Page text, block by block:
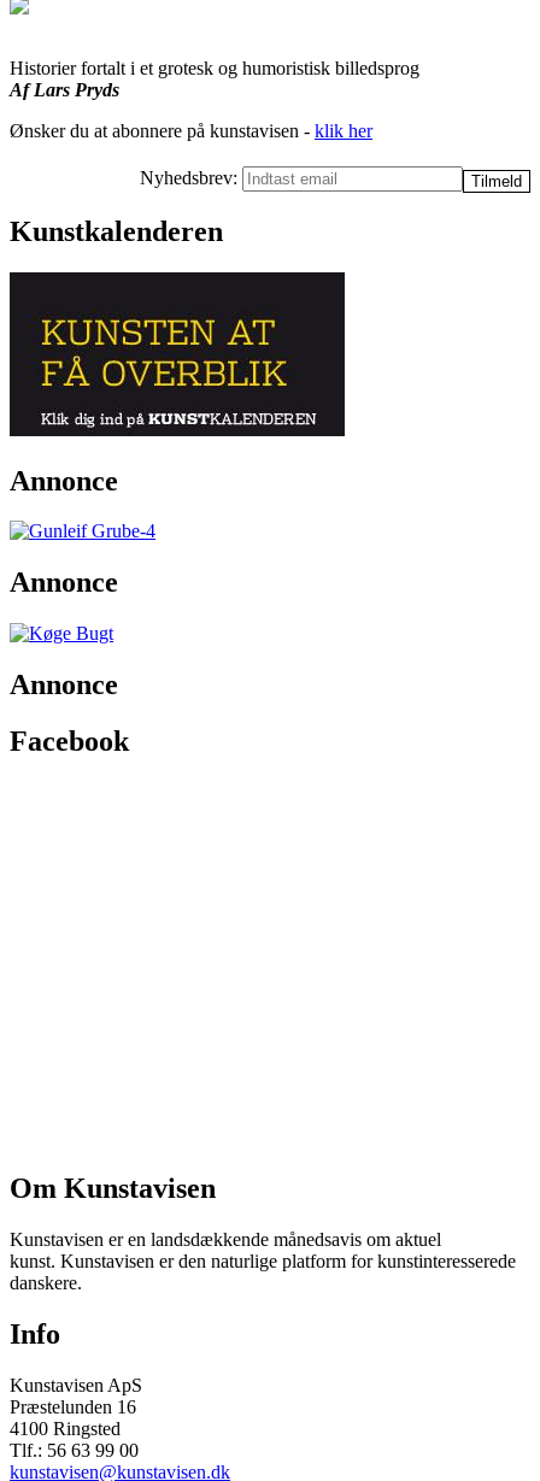
Historier fortalt i et grotesk og humoristisk billedsprog
Af Lars Pryds
Ønsker du at abonnere på kunstavisen - klik her
Nyhedsbrev:
Kunstkalenderen
Annonce
Annonce
Annonce
Facebook
Om Kunstavisen
Kunstavisen er en landsdækkende månedsavis om aktuel
kunst. Kunstavisen er den naturlige platform for kunstinteresserede
danskere.
Info
Kunstavisen ApS
Præstelunden 16
4100 Ringsted
Tlf.: 56 63 99 00
kunstavisen@kunstavisen.dk